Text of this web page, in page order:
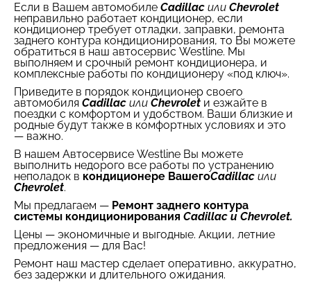
Если в Вашем автомобиле Cadillac или Chevrolet
неправильно работает кондиционер, если
кондиционер требует отладки, заправки, ремонта
заднего контура кондиционирования, то Вы можете
обратиться в наш автосервис Westline. Мы
выполняем и срочный ремонт кондиционера, и
комплексные работы по кондиционеру «под ключ».
Приведите в порядок кондиционер своего
автомобиля Cadillac или Chevrolet и езжайте в
поездки с комфортом и удобством. Ваши близкие и
родные будут также в комфортных условиях и это
— важно.
В нашем Автосервисе Westline Вы можете
выполнить недорого все работы по устранению
неполадок в кондиционере ВашегоCadillac или
Chevrolet.
Мы предлагаем — Ремонт заднего контура
системы кондиционирования Cadillac и Chevrolet.
Цены — экономичные и выгодные. Акции, летние
предложения — для Вас!
Ремонт наш мастер сделает оперативно, аккуратно,
без задержки и длительного ожидания.